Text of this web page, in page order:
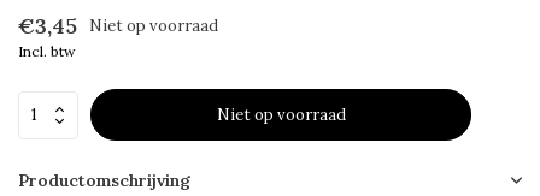
€3,45 Niet op voorraad
Incl. btw
Niet op voorraad
Productomschrijving